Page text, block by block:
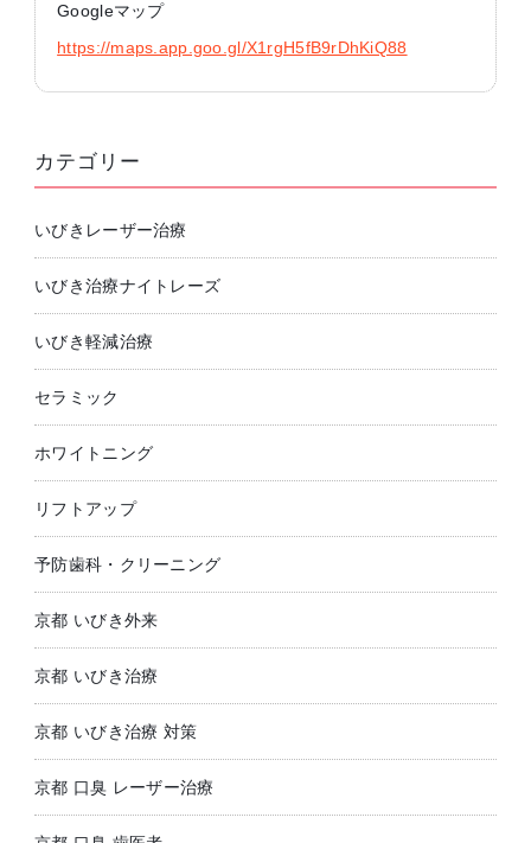
Googleマップ
https://maps.app.goo.gl/X1rgH5fB9rDhKiQ88
カテゴリー
いびきレーザー治療
いびき治療ナイトレーズ
いびき軽減治療
セラミック
ホワイトニング
リフトアップ
予防歯科・クリーニング
京都 いびき外来
京都 いびき治療
京都 いびき治療 対策
京都 口臭 レーザー治療